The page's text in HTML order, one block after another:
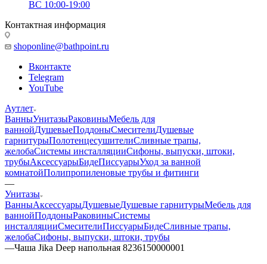
ВС 10:00-19:00
Контактная информация
shoponline@bathpoint.ru
Вконтакте
Telegram
YouTube
Аутлет
ВанныУнитазыРаковиныМебель для
ваннойДушевыеПоддоныСмесителиДушевые
гарнитурыПолотенцесушителиСливные трапы,
желобаСистемы инсталляцииСифоны, выпуски, штоки,
трубыАксессуарыБидеПиссуарыУход за ванной
комнатойПолипропиленовые трубы и фитинги
—
Унитазы
ВанныАксессуарыДушевыеДушевые гарнитурыМебель для
ваннойПоддоныРаковиныСистемы
инсталляцииСмесителиПиссуарыБидеСливные трапы,
желобаСифоны, выпуски, штоки, трубы
—Чаша Jika Deep напольная 8236150000001